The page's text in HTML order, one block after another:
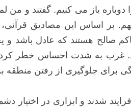
باز می کنیم. گفتند و من
اساس این مصادیق قرآنی،
هستند که عادل باشد و
غرب به شدت احساس خطر
برای جلوگیری از رفتن منطقه
شدند و ابزاری در